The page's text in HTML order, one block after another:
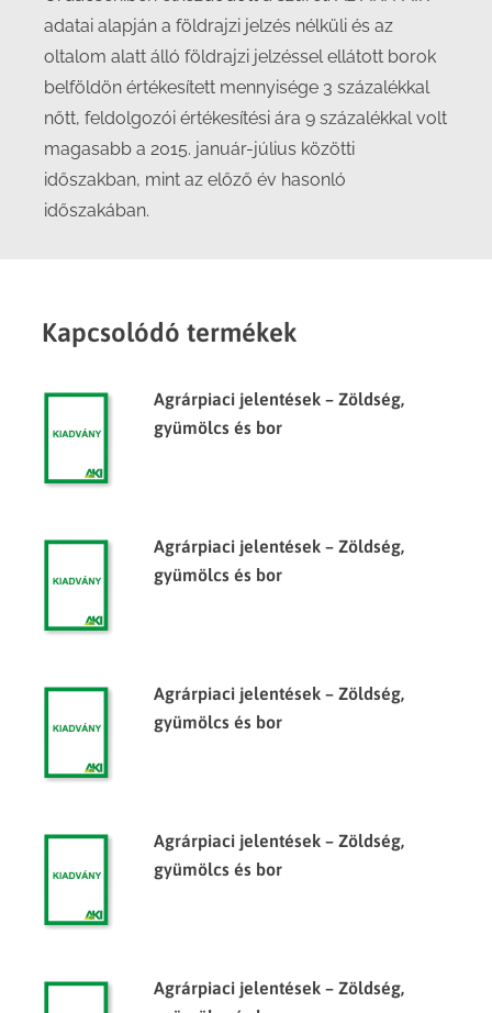
adatai alapján a földrajzi jelzés nélküli és az
oltalom alatt álló földrajzi jelzéssel ellátott borok
belföldön értékesített mennyisége 3 százalékkal
nőtt, feldolgozói értékesítési ára 9 százalékkal volt
magasabb a 2015. január-július közötti
időszakban, mint az előző év hasonló
időszakában.
Kapcsolódó termékek
Agrárpiaci jelentések – Zöldség,
gyümölcs és bor
Agrárpiaci jelentések – Zöldség,
gyümölcs és bor
Agrárpiaci jelentések – Zöldség,
gyümölcs és bor
Agrárpiaci jelentések – Zöldség,
gyümölcs és bor
Agrárpiaci jelentések – Zöldség,